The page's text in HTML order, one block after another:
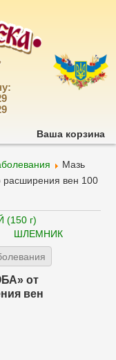
Ваша корзина
Мазь
вен 100
г)
ШЛЕМНИК
от
вен